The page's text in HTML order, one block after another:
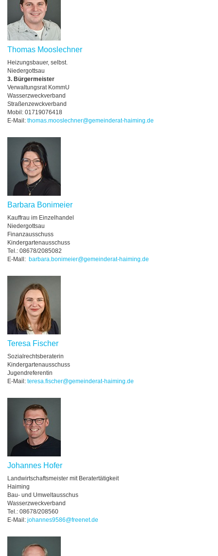
Thomas Mooslechner
Heizungsbauer, selbst.
Niedergottsau
3. Bürgermeister
Verwaltungsrat KommU
Wasserzweckverband
Straßenzewckverband
Mobil: 01719076418
E-Mail: thomas.mooslechner@gemeinderat-haiming.de
Barbara Bonimeier
Kauffrau im Einzelhandel
Niedergottsau
Finanzausschuss
Kindergartenausschuss
Tel.: 08678/2085082
E-Mall: barbara.bonimeier@gemeinderat-haiming.de
Teresa Fischer
Sozialrechtsberaterin
Kindergartenausschuss
Jugendreferentin
E-Mail: teresa.fischer@gemeinderat-haiming.de
Johannes Hofer
Landwirtschaftsmeister mit Beratertätigkeit
Haiming
Bau- und Umweltausschus
Wasserzweckverband
Tel.: 08678/208560
E-Mail: johannes9586@freenet.de